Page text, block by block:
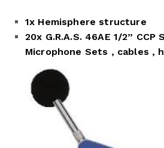
1x Hemisphere structure
20x G.R.A.S. 46AE 1/2” CCP
Microphone Sets , cables ,